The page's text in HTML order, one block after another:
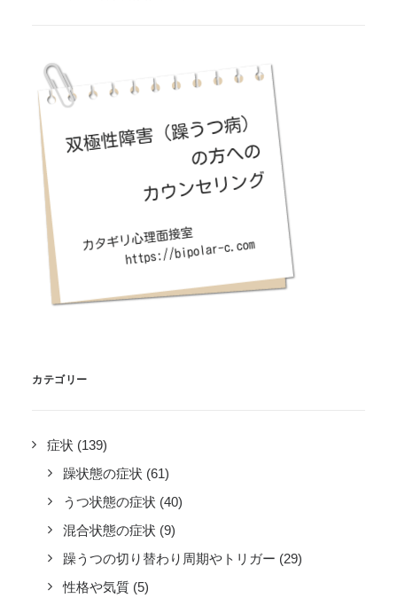
カテゴリー
症状 (139)
躁状態の症状 (61)
うつ状態の症状 (40)
混合状態の症状 (9)
躁うつの切り替わり周期やトリガー (29)
性格や気質 (5)